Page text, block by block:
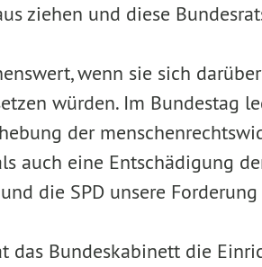
ziehen und diese
wenn sie sich
würden. Im Bundestag
der
auch eine Entschädigung
die SPD unsere
das Bundeskabinett die